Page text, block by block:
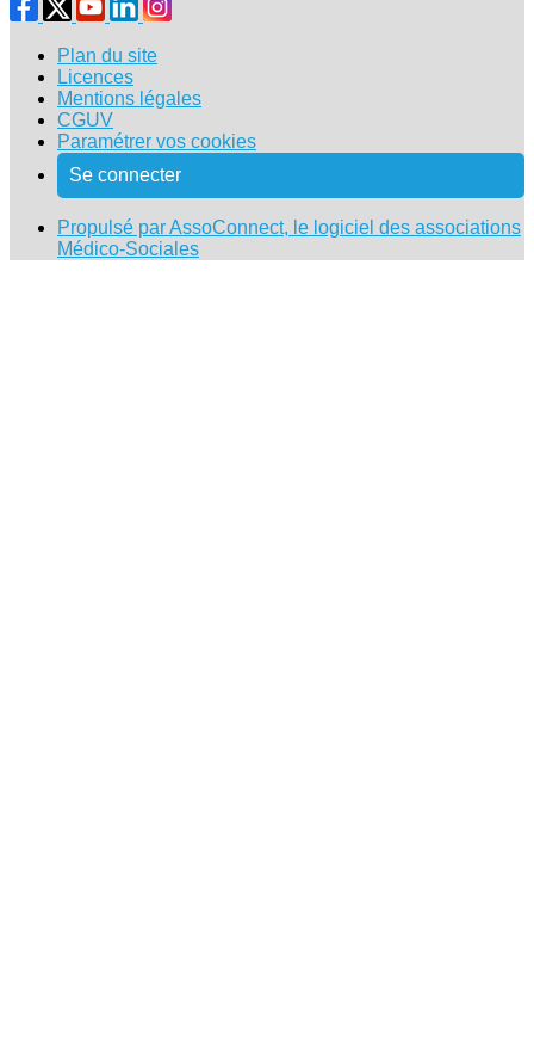
Plan du site
Licences
Mentions légales
CGUV
Paramétrer vos cookies
Se connecter
Propulsé par AssoConnect, le logiciel des associations
Médico-Sociales